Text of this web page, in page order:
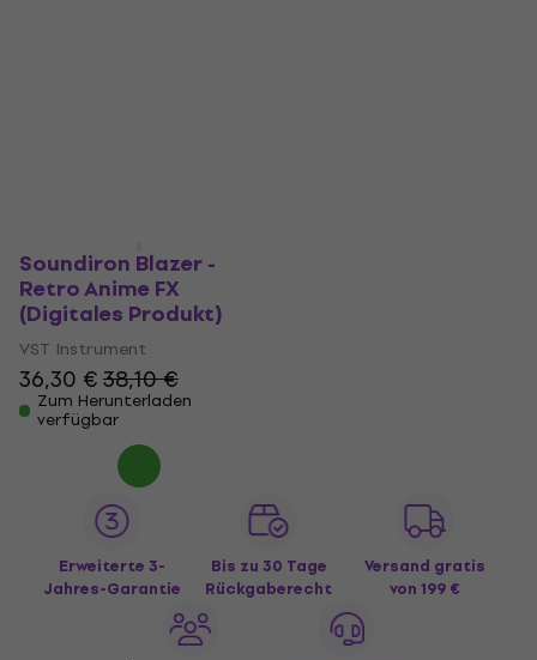
Soundiron Blazer -
Retro Anime FX
(Digitales Produkt)
VST Instrument
36,30 €38,10 €
Zum Herunterladen
verfügbar
Erweiterte 3-
Jahres-Garantie
Bis zu 30 Tage
Rückgaberecht
Versand gratis
von 199 €